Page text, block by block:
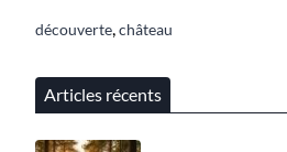
découverte,château
Articles récents